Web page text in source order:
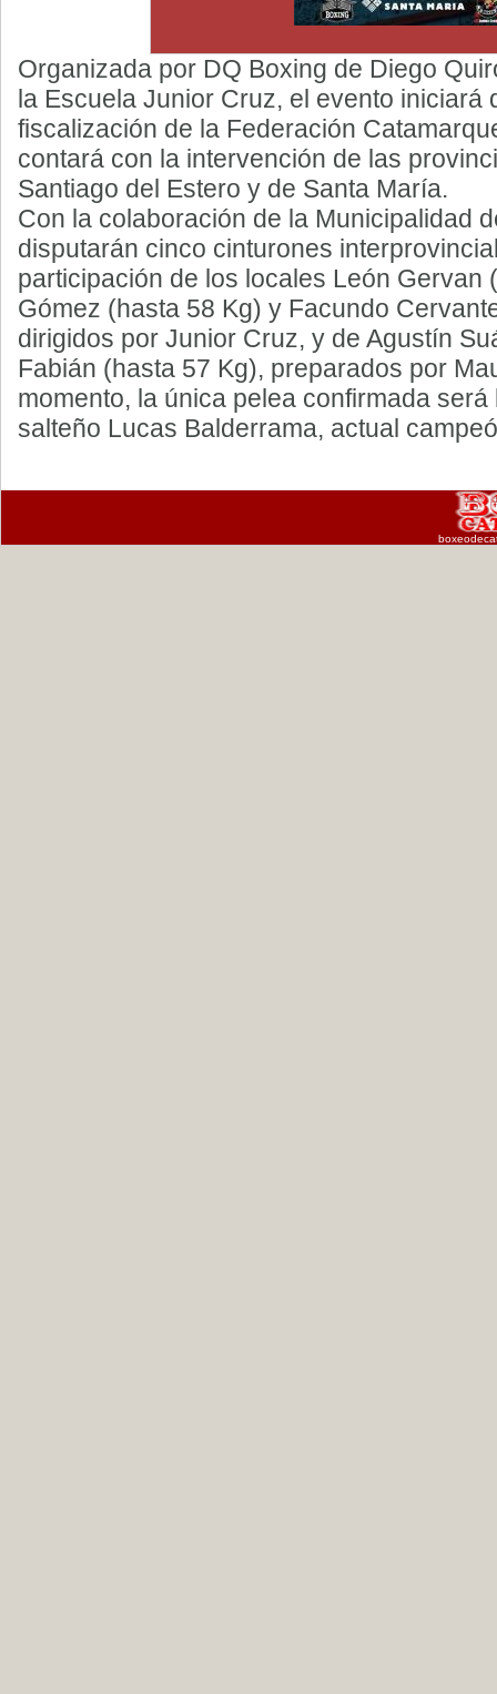
Organizada por DQ Boxing de Diego
la Escuela Junior Cruz, el evento iniciará
fiscalización de la Federación
contará con la intervención de las
Santiago del Estero y de Santa María.
Con la colaboración de la Municipalidad
disputarán cinco cinturones
participación de los locales León Gervan
Gómez (hasta 58 Kg) y Facundo
dirigidos por Junior Cruz, y de Agustín
Fabián (hasta 57 Kg), preparados por
momento, la única pelea confirmada
salteño Lucas Balderrama, actual